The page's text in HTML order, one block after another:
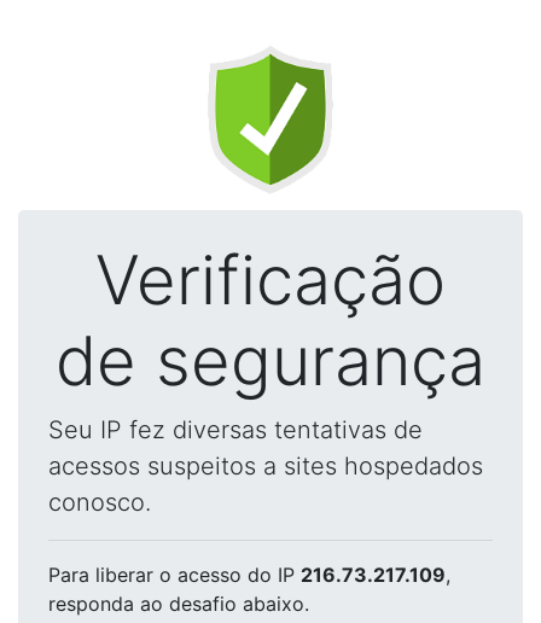
Verificação
de segurança
Seu IP fez diversas tentativas de
acessos suspeitos a sites hospedados
conosco.
Para liberar o acesso do IP 216.73.217.109,
responda ao desafio abaixo.